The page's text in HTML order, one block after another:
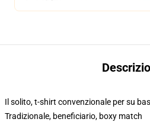
Il solito, t-shirt convenzionale per su
Tradizionale, beneficiario, boxy match